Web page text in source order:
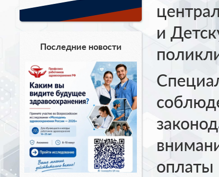
Последние новости
и
оплаты